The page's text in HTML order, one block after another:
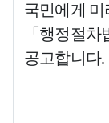
국민에게
「 행정절차
공고합니다.